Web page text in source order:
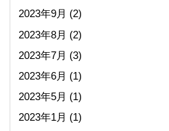
2023年9月 (2)
2023年8月 (2)
2023年7月 (3)
2023年6月 (1)
2023年5月 (1)
2023年1月 (1)